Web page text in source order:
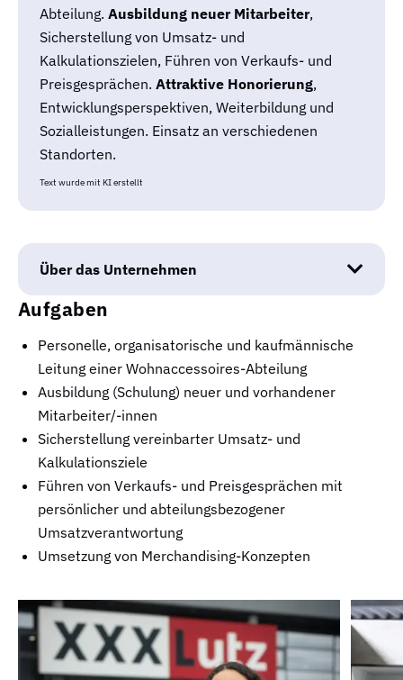
Abteilung. Ausbildung neuer Mitarbeiter,
Sicherstellung von Umsatz- und
Kalkulationszielen, Führen von Verkaufs- und
Preisgesprächen. Attraktive Honorierung,
Entwicklungsperspektiven, Weiterbildung und
Sozialleistungen. Einsatz an verschiedenen
Standorten.
Text wurde mit KI erstellt
Über das Unternehmen
Aufgaben
Personelle, organisatorische und kaufmännische
Leitung einer Wohnaccessoires-Abteilung
Ausbildung (Schulung) neuer und vorhandener
Mitarbeiter/-innen
Sicherstellung vereinbarter Umsatz- und
Kalkulationsziele
Führen von Verkaufs- und Preisgesprächen mit
persönlicher und abteilungsbezogener
Umsatzverantwortung
Umsetzung von Merchandising-Konzepten